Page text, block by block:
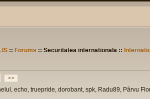
:: Forums :: Securitatea internationala ::
>>
echo, truepride, dorobant, spk, Radu89, Pârvu